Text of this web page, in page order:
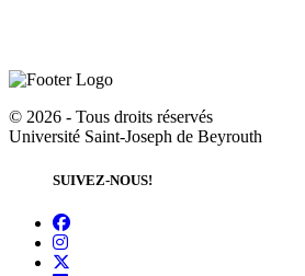
© 2026 - Tous droits réservés
Université Saint-Joseph de Beyrouth
SUIVEZ-NOUS!